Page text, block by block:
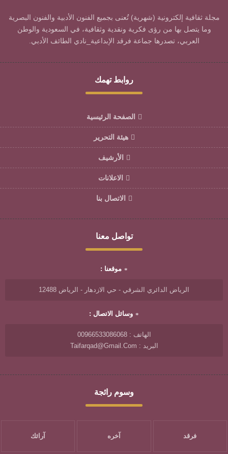
مجلة ثقافية إلكترونية (شهرية) تُعنى بجميع الفنون الأدبية والفنون البصرية
وما يتصل بها من رؤى فكرية ونقدية وثقافية، في السعودية والوطن
العربي، تصدرها جماعة فرقد الإبداعية_نادي الطائف الأدبي.
روابط تهمك
الصفحة الرئيسية
هيئة التحرير
الأرشيف
الاعلانات
الاتصال بنا
تواصل معنا
موقعنا :
الرياض الدائري الشرقي - حي الازدهار - الرياض 12488
وسائل الاتصال :
الهاتف : 00966533086068
البريد : Taifarqad@gmail.com
وسوم رائجة
فرقد آخره آرائك